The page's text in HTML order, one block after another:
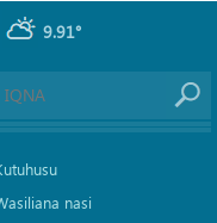
9.91°
nasi